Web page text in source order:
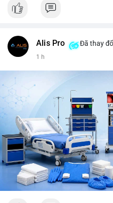
UFC 310, Premier League,
MrBeast, Google. Binance
nhuận, $HFT/$SKYAI, $RIVER,
💬 DÒNG CHẢY TIN TỨC &
CoinTelegraph: Saylor nói
rõ ràng; CEX futures volume
thấp nhất từ tháng 12/2023;
dự đoán human vs AI; Trump
Bitcoin giảm áp lực cho đồng
Clarity Act đến tháng 9.
AAPL, IBM qua bStocks; MMT
triệu voucher; Power Protocol
campagna airdrop USD1 đến
MMT trên BNB Smart Chain.
Alis Pro Đã thay
1 h